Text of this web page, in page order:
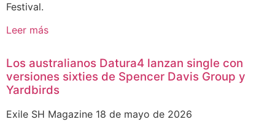
Festival.
Leer más
Los australianos Datura4 lanzan single con
versiones sixties de Spencer Davis Group y
Yardbirds
Exile SH Magazine 18 de mayo de 2026